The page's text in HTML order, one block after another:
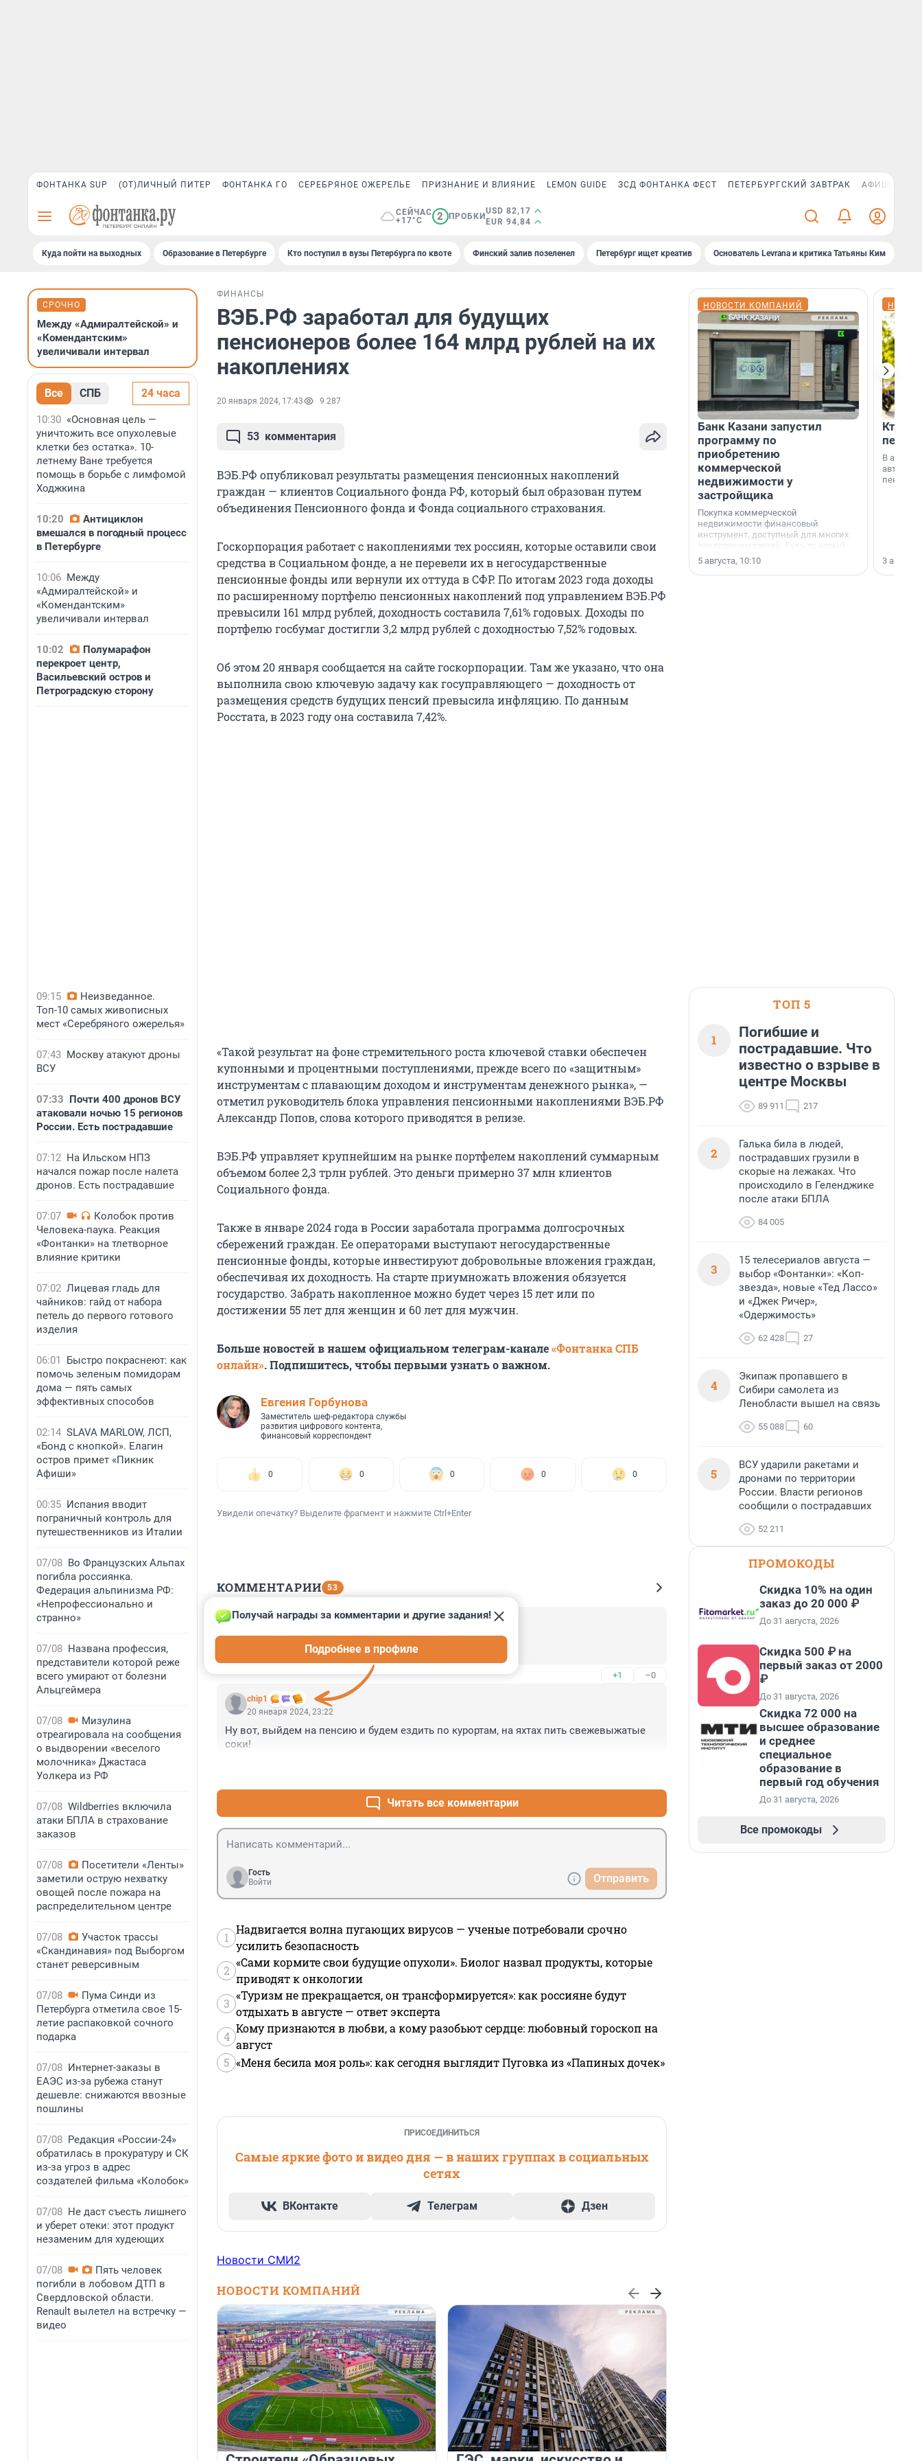
ФОНТАНКА SUP (ОТ)ЛИЧНЫЙ ПИТЕР ФОНТАНКА ГО СЕРЕБРЯНОЕ ОЖЕРЕЛЬЕ ПРИЗНАНИЕ И ВЛИЯНИЕ LEMON GUIDE ЗСД ФОНТАНКА ФЕСТ ПЕТЕРБУРГСКИЙ ЗАВТРАК АФИША PLUS
СЕЙЧАС
+17°C
2 ПРОБКИ
USD 82,17
EUR 94,84
Куда пойти на выходных Образование в Петербурге Кто поступил в вузы Петербурга по квоте Финский залив позеленел Петербург ищет креатив Основатель Levrana и критика Татьяны Ким
СРОЧНО
Между «Адмиралтейской» и
«Комендантским»
увеличивали интервал
Все СПБ 24 часа
10:30 «Основная цель —
уничтожить все опухолевые
клетки без остатка». 10-
летнему Ване требуется
помощь в борьбе с лимфомой
Ходжкина
10:20
Антициклон
вмешался в погодный процесс
в Петербурге
10:06 Между
«Адмиралтейской» и
«Комендантским»
увеличивали интервал
10:02
Полумарафон
перекроет центр,
Васильевский остров и
Петроградскую сторону
09:15
Неизведанное.
Топ-10 самых живописных
мест «Серебряного ожерелья»
07:43 Москву атакуют дроны
ВСУ
07:33 Почти 400 дронов ВСУ
атаковали ночью 15 регионов
России. Есть пострадавшие
07:12 На Ильском НПЗ
начался пожар после налета
дронов. Есть пострадавшие
07:07
Колобок против
Человека-паука. Реакция
«Фонтанки» на тлетворное
влияние критики
07:02 Лицевая гладь для
чайников: гайд от набора
петель до первого готового
изделия
06:01
Быстро покраснеют: как
помочь зеленым помидорам
дома — пять самых
эффективных способов
02:14 SLAVA MARLOW, ЛСП,
«Бонд с кнопкой». Елагин
остров примет «Пикник
Афиши»
00:35 Испания вводит
пограничный контроль для
путешественников из Италии
07/08 Во Французских Альпах
погибла россиянка.
Федерация альпинизма РФ:
«Непрофессионально и
странно»
07/08 Названа профессия,
представители которой реже
всего умирают от болезни
Альцгеймера
07/08
Мизулина
отреагировала на сообщения
о выдворении «веселого
молочника» Джастаса
Уолкера из РФ
07/08 Wildberries включила
атаки БПЛА в страхование
заказов
07/08
Посетители «Ленты»
заметили острую нехватку
овощей после пожара на
распределительном центре
07/08
Участок трассы
«Скандинавия» под Выборгом
станет реверсивным
07/08
Пума Синди из
Петербурга отметила свое 15-
летие распаковкой сочного
подарка
07/08 Интернет-заказы в
ЕАЭС из-за рубежа станут
дешевле: снижаются ввозные
пошлины
07/08 Редакция «России-24»
обратилась в прокуратуру и СК
из-за угроз в адрес
создателей фильма «Колобок»
07/08 Не даст съесть лишнего
и уберет отеки: этот продукт
незаменим для худеющих
07/08
Пять человек
погибли в лобовом ДТП в
Свердловской области.
Renault вылетел на встречку —
видео
ФИНАНСЫ
ВЭБ.РФ заработал для будущих
пенсионеров более 164 млрд рублей на их
накоплениях
20 января 2024, 17:43 9 287
53 комментария
ВЭБ.РФ опубликовал результаты размещения пенсионных накоплений
граждан — клиентов Социального фонда РФ, который был образован путем
объединения Пенсионного фонда и Фонда социального страхования.
Госкорпорация работает с накоплениями тех россиян, которые оставили свои
средства в Социальном фонде, а не перевели их в негосударственные
пенсионные фонды или вернули их оттуда в СФР. По итогам 2023 года доходы
по расширенному портфелю пенсионных накоплений под управлением ВЭБ.РФ
превысили 161 млрд рублей, доходность составила 7,61% годовых. Доходы по
портфелю госбумаг достигли 3,2 млрд рублей с доходностью 7,52% годовых.
Об этом 20 января сообщается на сайте госкорпорации. Там же указано, что она
выполнила свою ключевую задачу как госуправляющего — доходность от
размещения средств будущих пенсий превысила инфляцию. По данным
Росстата, в 2023 году она составила 7,42%.
«Такой результат на фоне стремительного роста ключевой ставки обеспечен
купонными и процентными поступлениями, прежде всего по «защитным»
инструментам с плавающим доходом и инструментам денежного рынка», —
отметил руководитель блока управления пенсионными накоплениями ВЭБ.РФ
Александр Попов, слова которого приводятся в релизе.
ВЭБ.РФ управляет крупнейшим на рынке портфелем накоплений суммарным
объемом более 2,3 трлн рублей. Это деньги примерно 37 млн клиентов
Социального фонда.
Также в январе 2024 года в России заработала программа долгосрочных
сбережений граждан. Ее операторами выступают негосударственные
пенсионные фонды, которые инвестируют добровольные вложения граждан,
обеспечивая их доходность. На старте приумножать вложения обязуется
государство. Забрать накопленное можно будет через 15 лет или по
достижении 55 лет для женщин и 60 лет для мужчин.
Больше новостей в нашем официальном телеграм-канале«Фонтанка СПБ
онлайн». Подпишитесь, чтобы первыми узнать о важном.
Евгения Горбунова
Заместитель шеф-редактора службы
развития цифрового контента,
финансовый корреспондент
0 0 0 0 0
Увидели опечатку? Выделите фрагмент и нажмите Ctrl+Enter
КОММЕНТАРИИ 53
Гость
осталось поделить на всех, и это будет 1 рубль? =)
+1 –0
chip1
Получай награды за комментарии и другие задания!
Подробнее в профиле
20 января 2024, 23:22
Ну вот, выйдем на пенсию и будем ездить по курортам, на яхтах пить свежевыжатые
соки!
Читать все комментарии
Гость
Войти
Отправить
1
Надвигается волна пугающих вирусов — ученые потребовали срочно
усилить безопасность
2
«Сами кормите свои будущие опухоли». Биолог назвал продукты, которые
приводят к онкологии
3
«Туризм не прекращается, он трансформируется»: как россияне будут
отдыхать в августе — ответ эксперта
4
Кому признаются в любви, а кому разобьют сердце: любовный гороскоп на
август
5 «Меня бесила моя роль»: как сегодня выглядит Пуговка из «Папиных дочек»
ПРИСОЕДИНИТЬСЯ
Самые яркие фото и видео дня — в наших группах в социальных
сетях
ВКонтакте Телеграм Дзен
Новости СМИ2
НОВОСТИ КОМПАНИЙ
НОВОСТИ КОМПАНИЙ
Банк Казани запустил
программу по
приобретению
коммерческой
недвижимости у
застройщика
Покупка коммерческой
недвижимости финансовый
инструмент, доступный для многих
предпринимателей. Будь то новый
офис, склад, торговое помещение
или готовый арендный бизнес —
успех сделки зависит от правильного
5 августа, 10:10
Кто
В
пенсии.
3
ТОП 5
1
Погибшие и
пострадавшие. Что
известно о взрыве в
центре Москвы
89 911 217
2
Галька била в людей,
пострадавших грузили в
скорые на лежаках. Что
происходило в Геленджике
после атаки БПЛА
84 005
3
15 телесериалов августа —
выбор «Фонтанки»: «Коп-
звезда», новые «Тед Лассо»
и «Джек Ричер»,
«Одержимость»
62 428 27
4
Экипаж пропавшего в
Сибири самолета из
Ленобласти вышел на связь
55 088 60
5
ВСУ ударили ракетами и
дронами по территории
России. Власти регионов
сообщили о пострадавших
52 211
ПРОМОКОДЫ
Скидка 10% на один
заказ до 20 000 ₽
До 31 августа, 2026
Скидка 500 ₽ на
первый заказ от 2000
₽
До 31 августа, 2026
Скидка 72 000 на
высшее образование
и среднее
специальное
образование в
первый год обучения
До 31 августа, 2026
Все промокоды